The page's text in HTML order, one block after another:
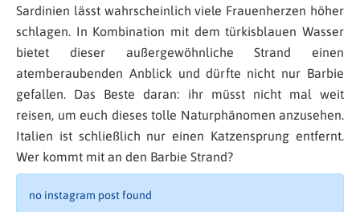
Sardinien lässt wahrscheinlich viele Frauenherzen höher
schlagen. In Kombination mit dem türkisblauen Wasser
bietet dieser außergewöhnliche Strand einen
atemberaubenden Anblick und dürfte nicht nur Barbie
gefallen. Das Beste daran: ihr müsst nicht mal weit
reisen, um euch dieses tolle Naturphänomen anzusehen.
Italien ist schließlich nur einen Katzensprung entfernt.
Wer kommt mit an den Barbie Strand?
no instagram post found